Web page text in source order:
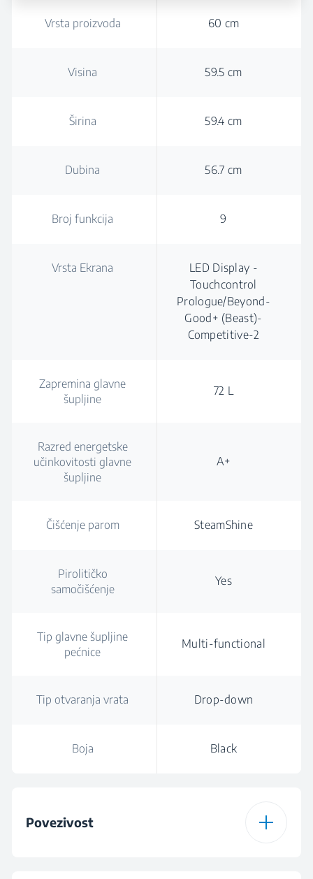
Vrsta proizvoda 60 cm
Visina 59.5 cm
Širina 59.4 cm
Dubina 56.7 cm
Broj funkcija 9
Vrsta Ekrana
LED Display -
Touchcontrol
Prologue/Beyond-
Good+ (Beast)-
Competitive-2
Zapremina glavne
šupljine
72 L
Razred energetske
učinkovitosti glavne
šupljine
A+
Čišćenje parom SteamShine
Pirolitičko
samočišćenje
Yes
Tip glavne šupljine
pećnice
Multi-functional
Tip otvaranja vrata Drop-down
Boja Black
Povezivost